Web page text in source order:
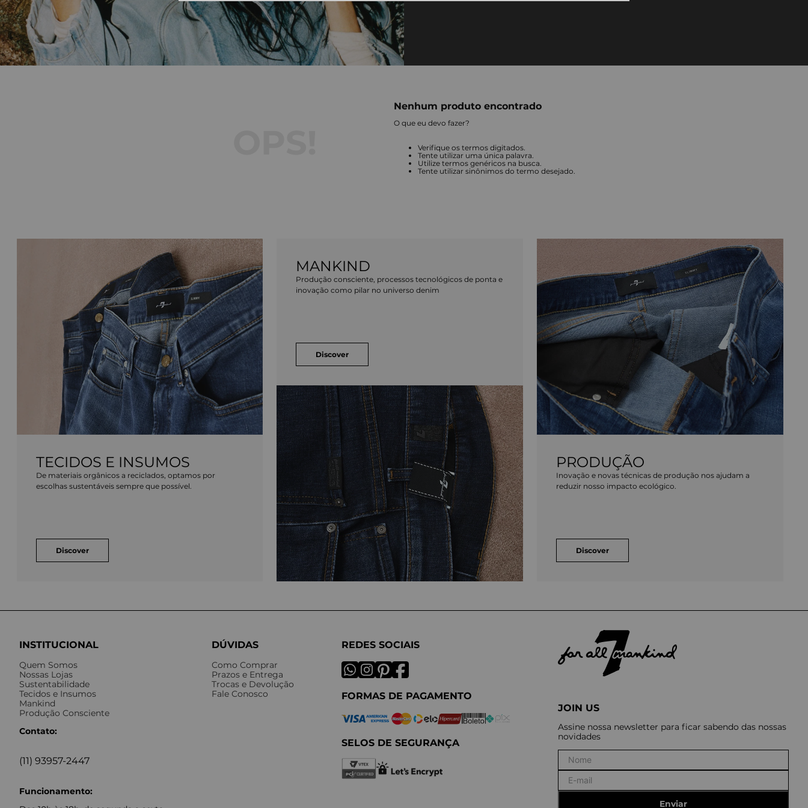
Nenhum produto encontrado
O que eu devo fazer?
Verifique os termos digitados.
Tente utilizar uma única palavra.
Utilize termos genéricos na busca.
Tente utilizar sinônimos do termo desejado.
TECIDOS E INSUMOS
De materiais orgânicos a reciclados, optamos por
escolhas sustentáveis sempre que possível.
Discover
MANKIND
Produção consciente, processos tecnológicos de ponta e
inovação como pilar no universo denim
Discover
PRODUÇÃO
Inovação e novas técnicas de produção nos ajudam a
reduzir nosso impacto ecológico.
Discover
INSTITUCIONAL
Quem Somos
Nossas Lojas
Sustentabilidade
Tecidos e Insumos
Mankind
Produção Consciente
Contato:
(11) 93957-2447
Funcionamento:
DÚVIDAS
Como Comprar
Prazos e Entrega
Trocas e Devolução
Fale Conosco
REDES SOCIAIS
FORMAS DE PAGAMENTO
SELOS DE SEGURANÇA
JOIN US
Assine nossa newsletter para ficar sabendo das nossas
novidades
Enviar